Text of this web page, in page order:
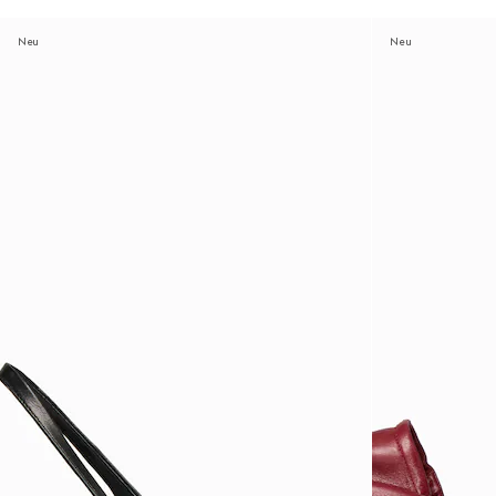
Neu Neu